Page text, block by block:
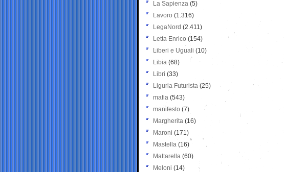
La Sapienza (5)
Lavoro (1.316)
LegaNord (2.411)
Letta Enrico (154)
Liberi e Uguali (10)
Libia (68)
Libri (33)
Liguria Futurista (25)
mafia (543)
manifesto (7)
Margherita (16)
Maroni (171)
Mastella (16)
Mattarella (60)
Meloni (14)